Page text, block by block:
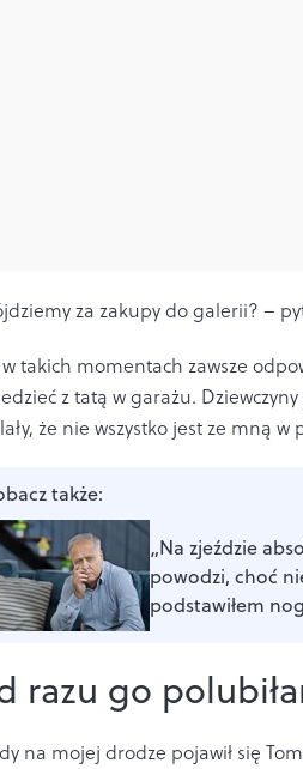
za zakupy do galerii? –
takich momentach zawsze
z tatą w garażu.
że nie wszystko jest ze mną w
także:
„Na zjeździe
powodzi, choć
podstawiłem
razu go
na mojej drodze pojawił się